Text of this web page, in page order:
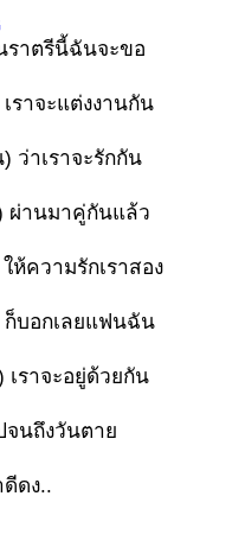
ราตรีนี้ฉันจะขอ
เราจะแต่งงานกัน
) ว่าเราจะรักกัน
ผ่านมาคู่กันแล้ว
ห้ความรักเราสอง
ก็บอกเลยแฟนฉัน
เราจะอยู่ด้วยกัน
จนถึงวันตาย
ดีดง..